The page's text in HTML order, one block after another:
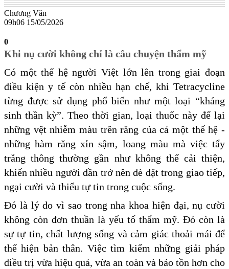
Chương Văn
09h06 15/05/2026
0
Khi nụ cười không chỉ là câu chuyện thẩm mỹ
Có một thế hệ người Việt lớn lên trong giai đoạn
điều kiện y tế còn nhiều hạn chế, khi Tetracycline
từng được sử dụng phổ biến như một loại “kháng
sinh thần kỳ”. Theo thời gian, loại thuốc này để lại
những vệt nhiễm màu trên răng của cả một thế hệ -
những hàm răng xỉn sậm, loang màu mà việc tẩy
trắng thông thường gần như không thể cải thiện,
khiến nhiều người dần trở nên dè dặt trong giao tiếp,
ngại cười và thiếu tự tin trong cuộc sống.
Đó là lý do vì sao trong nha khoa hiện đại, nụ cười
không còn đơn thuần là yếu tố thẩm mỹ. Đó còn là
sự tự tin, chất lượng sống và cảm giác thoải mái để
thể hiện bản thân. Việc tìm kiếm những giải pháp
điều trị vừa hiệu quả, vừa an toàn và bảo tồn hơn cho